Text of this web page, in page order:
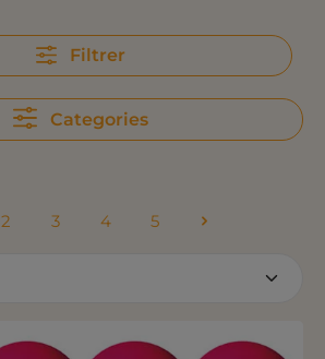
Filtrer
Categories
Side
2 Side
3 Side
4 Side
5